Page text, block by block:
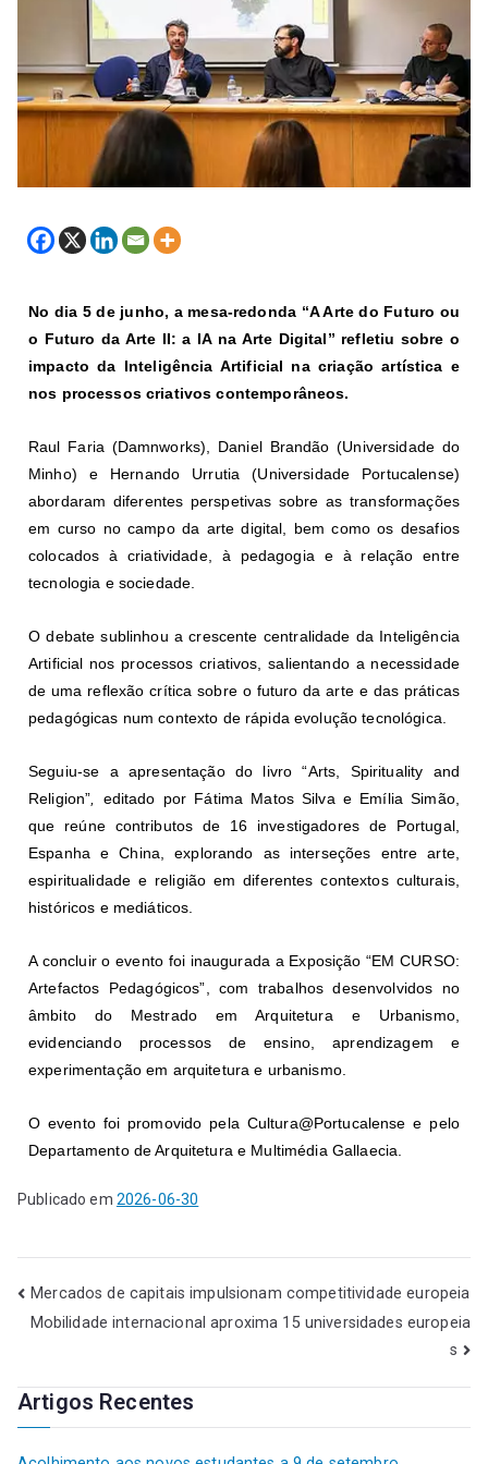
No dia 5 de junho, a mesa-redonda “A Arte do Futuro ou
o Futuro da Arte II: a IA na Arte Digital” refletiu sobre o
impacto da Inteligência Artificial na criação artística e
nos processos criativos contemporâneos.
Raul Faria (Damnworks), Daniel Brandão (Universidade do
Minho) e Hernando Urrutia (Universidade Portucalense)
abordaram diferentes perspetivas sobre as transformações
em curso no campo da arte digital, bem como os desafios
colocados à criatividade, à pedagogia e à relação entre
tecnologia e sociedade.
O debate sublinhou a crescente centralidade da Inteligência
Artificial nos processos criativos, salientando a necessidade
de uma reflexão crítica sobre o futuro da arte e das práticas
pedagógicas num contexto de rápida evolução tecnológica.
Seguiu-se a apresentação do livro “Arts, Spirituality and
Religion”
editado por Fátima Matos Silva e Emília Simão,
que reúne contributos de 16 investigadores de Portugal,
Espanha e China, explorando as interseções entre arte,
espiritualidade e religião em diferentes contextos culturais,
históricos e mediáticos.
A concluir o evento foi inaugurada a Exposição “EM CURSO:
Artefactos Pedagógicos”, com trabalhos desenvolvidos no
âmbito do Mestrado em Arquitetura e Urbanismo,
evidenciando processos de ensino, aprendizagem e
experimentação em arquitetura e urbanismo.
O evento foi promovido pela Cultura@Portucalense e pelo
Departamento de Arquitetura e Multimédia Gallaecia.
Publicado em 2026-06-30
Mercados de capitais impulsionam competitividade europeia
Mobilidade internacional aproxima 15 universidades europeia
s
Artigos Recentes